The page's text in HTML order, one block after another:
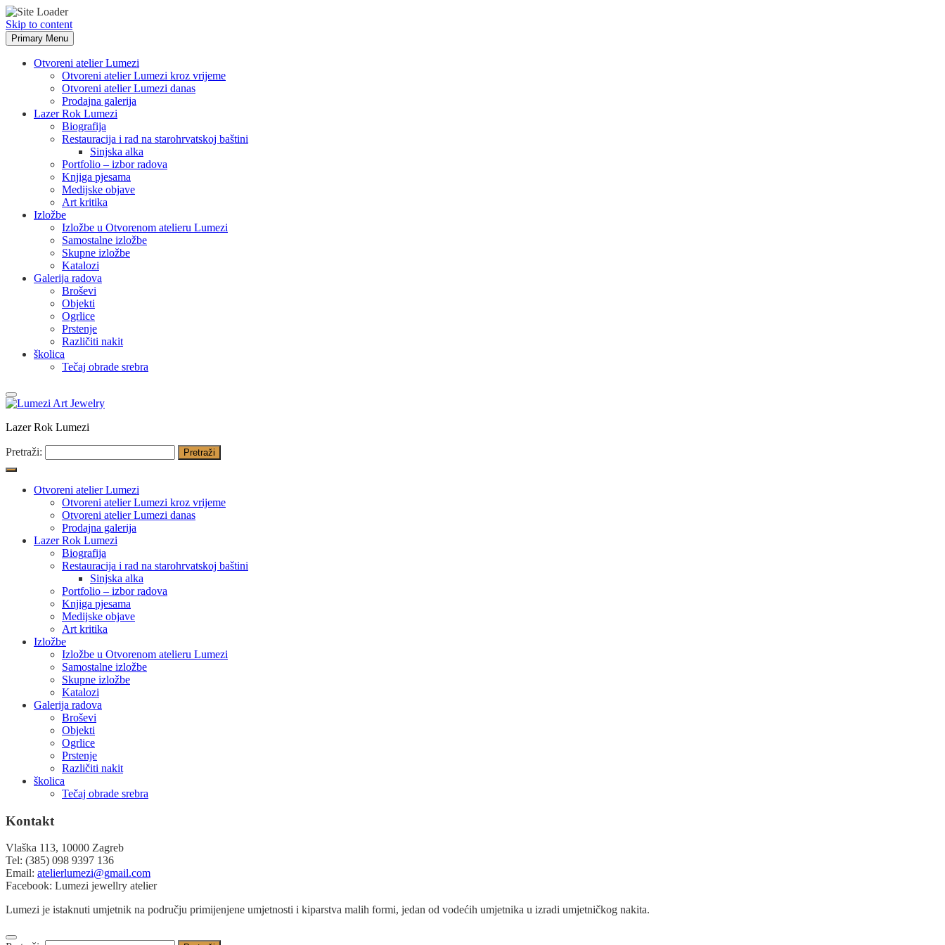
Skip to content
Primary Menu
Otvoreni atelier Lumezi
Otvoreni atelier Lumezi kroz vrijeme
Otvoreni atelier Lumezi danas
Prodajna galerija
Lazer Rok Lumezi
Biografija
Restauracija i rad na starohrvatskoj baštini
Sinjska alka
Portfolio – izbor radova
Knjiga pjesama
Medijske objave
Art kritika
Izložbe
Izložbe u Otvorenom atelieru Lumezi
Samostalne izložbe
Skupne izložbe
Katalozi
Galerija radova
Broševi
Objekti
Ogrlice
Prstenje
Različiti nakit
školica
Tečaj obrade srebra
Lazer Rok Lumezi
Pretraži:
Otvoreni atelier Lumezi
Otvoreni atelier Lumezi kroz vrijeme
Otvoreni atelier Lumezi danas
Prodajna galerija
Lazer Rok Lumezi
Biografija
Restauracija i rad na starohrvatskoj baštini
Sinjska alka
Portfolio – izbor radova
Knjiga pjesama
Medijske objave
Art kritika
Izložbe
Izložbe u Otvorenom atelieru Lumezi
Samostalne izložbe
Skupne izložbe
Katalozi
Galerija radova
Broševi
Objekti
Ogrlice
Prstenje
Različiti nakit
školica
Tečaj obrade srebra
Kontakt
Vlaška 113, 10000 Zagreb
Tel: (385) 098 9397 136
Email: atelierlumezi@gmail.com
Facebook: Lumezi jewellry atelier
Lumezi je istaknuti umjetnik na području primijenjene umjetnosti i kiparstva malih formi, jedan od vodećih umjetnika u izradi umjetničkog nakita.